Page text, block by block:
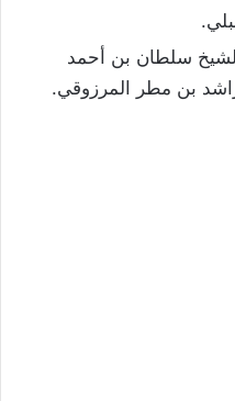
سلطان بن أحمد
بن مطر المرزوقي.